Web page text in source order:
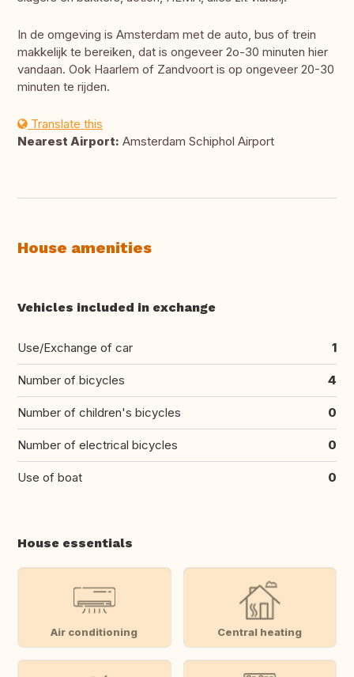
In de omgeving is Amsterdam met de auto, bus of trein
makkelijk te bereiken, dat is ongeveer 2o-30 minuten hier
vandaan. Ook Haarlem of Zandvoort is op ongeveer 20-30
minuten te rijden.
Translate this
Nearest Airport: Amsterdam Schiphol Airport
House amenities
Vehicles included in exchange
Use/Exchange of car 1
Number of bicycles 4
Number of children's bicycles 0
Number of electrical bicycles 0
Use of boat 0
House essentials
Air conditioning Central heating